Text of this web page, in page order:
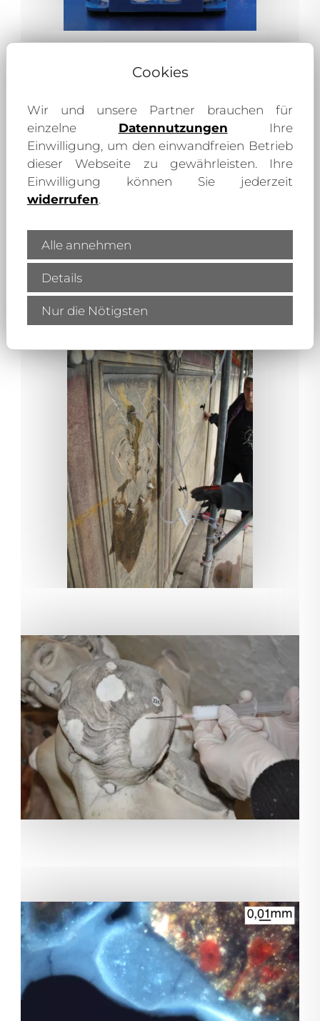
Cookies
Wir und unsere Partner brauchen für
einzelne Datennutzungen Ihre
Einwilligung, um den einwandfreien Betrieb
dieser Webseite zu gewährleisten. Ihre
Einwilligung können Sie jederzeit
widerrufen.
Alle annehmen
Details
Nur die Nötigsten